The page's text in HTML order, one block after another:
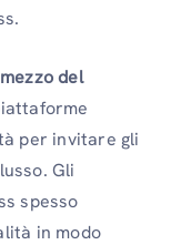
del
per invitare gli
Gli
spesso
in modo